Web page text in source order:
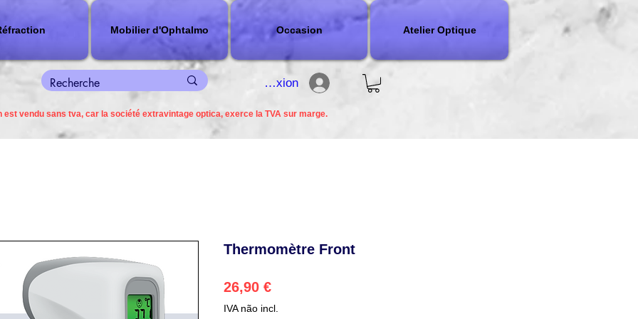
Mobilier d'Ophtalmo Occasion Atelier Optique
connexion
est vendu sans tva, car la société extravintage optica, exerce la TVA sur marge.
Thermomètre Front
26,90 €Preço
IVA não incl.